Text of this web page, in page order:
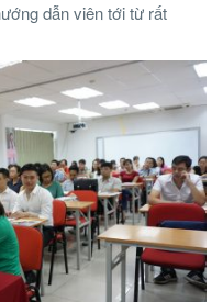
dẫn viên tới từ rất